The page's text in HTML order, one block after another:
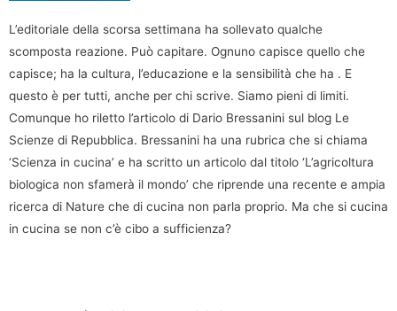
L’editoriale della scorsa settimana ha sollevato qualche
scomposta reazione. Può capitare. Ognuno capisce quello che
capisce; ha la cultura, l’educazione e la sensibilità che ha . E
questo è per tutti, anche per chi scrive. Siamo pieni di limiti.
Comunque ho riletto l’articolo di Dario Bressanini sul blog Le
Scienze di Repubblica. Bressanini ha una rubrica che si chiama
‘Scienza in cucina’ e ha scritto un articolo dal titolo ‘L’agricoltura
biologica non sfamerà il mondo’ che riprende una recente e ampia
ricerca di Nature che di cucina non parla proprio. Ma che si cucina
in cucina se non c’è cibo a sufficienza?